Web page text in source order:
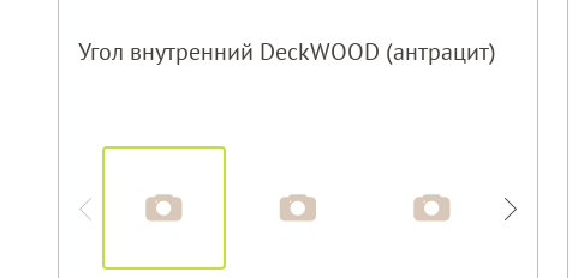
Угол внутренний DeckWOOD (антрацит)